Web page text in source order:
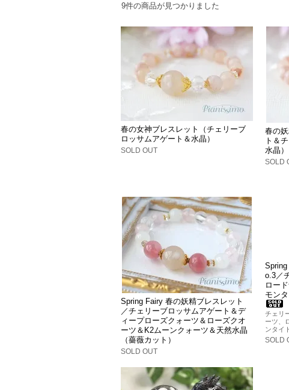
9件の商品が見つかりました
春の女神ブレスレット（チェリーブ
ロッサムアゲート＆水晶）
SOLD OUT
春の
ト＆
水晶）
SOLD
Spring Fairy 春の妖精ブレスレット
／チェリーブロッサムアゲート＆デ
ィープローズクォーツ＆ローズクオ
ーツ＆K2ムーンクォーツ＆天然水晶
（薔薇カット）
SOLD OUT
o.3／
ロー
モン
チェリ
ーツ、
ンタイ
SOLD